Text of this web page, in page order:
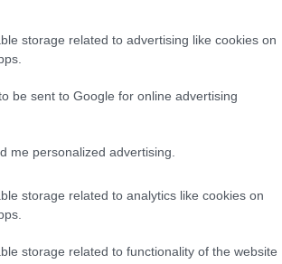
storage related to advertising like cookies on
be sent to Google for online advertising
me personalized advertising.
storage related to analytics like cookies on
storage related to functionality of the website